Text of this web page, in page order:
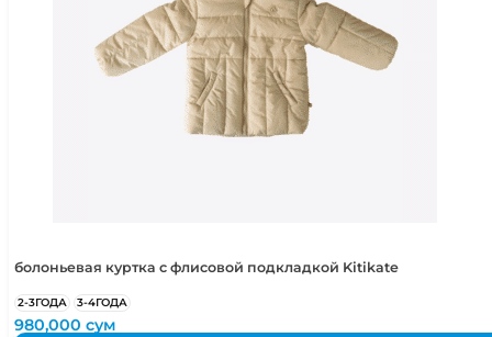
болоньевая куртка с флисовой подкладкой Kitikate
2-3ГОДА 3-4ГОДА
980,000сум